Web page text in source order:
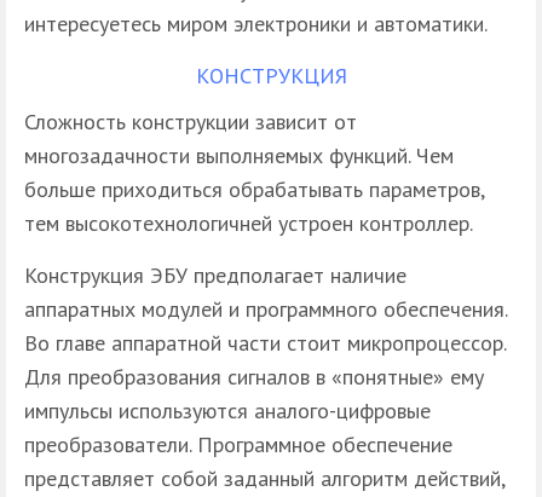
интересуетесь миром электроники и автоматики.
КОНСТРУКЦИЯ
Сложность конструкции зависит от
многозадачности выполняемых функций. Чем
больше приходиться обрабатывать параметров,
тем высокотехнологичней устроен контроллер.
Конструкция ЭБУ предполагает наличие
аппаратных модулей и программного обеспечения.
Во главе аппаратной части стоит микропроцессор.
Для преобразования сигналов в «понятные» ему
импульсы используются аналого-цифровые
преобразователи. Программное обеспечение
представляет собой заданный алгоритм действий,